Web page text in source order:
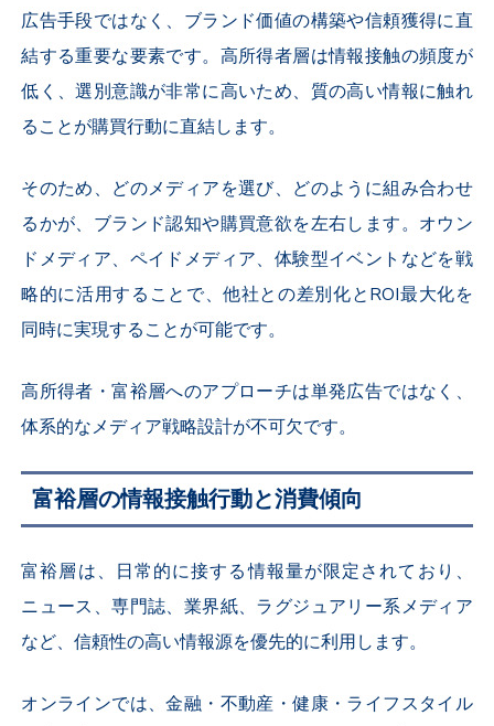
広告手段ではなく、ブランド価値の構築や信頼獲得に直
結する重要な要素です。高所得者層は情報接触の頻度が
低く、選別意識が非常に高いため、質の高い情報に触れ
ることが購買行動に直結します。
そのため、どのメディアを選び、どのように組み合わせ
るかが、ブランド認知や購買意欲を左右します。オウン
ドメディア、ペイドメディア、体験型イベントなどを戦
略的に活用することで、他社との差別化とROI最大化を
同時に実現することが可能です。
高所得者・富裕層へのアプローチは単発広告ではなく、
体系的なメディア戦略設計が不可欠です。
富裕層の情報接触行動と消費傾向
富裕層は、日常的に接する情報量が限定されており、
ニュース、専門誌、業界紙、ラグジュアリー系メディア
など、信頼性の高い情報源を優先的に利用します。
オンラインでは、金融・不動産・健康・ライフスタイル